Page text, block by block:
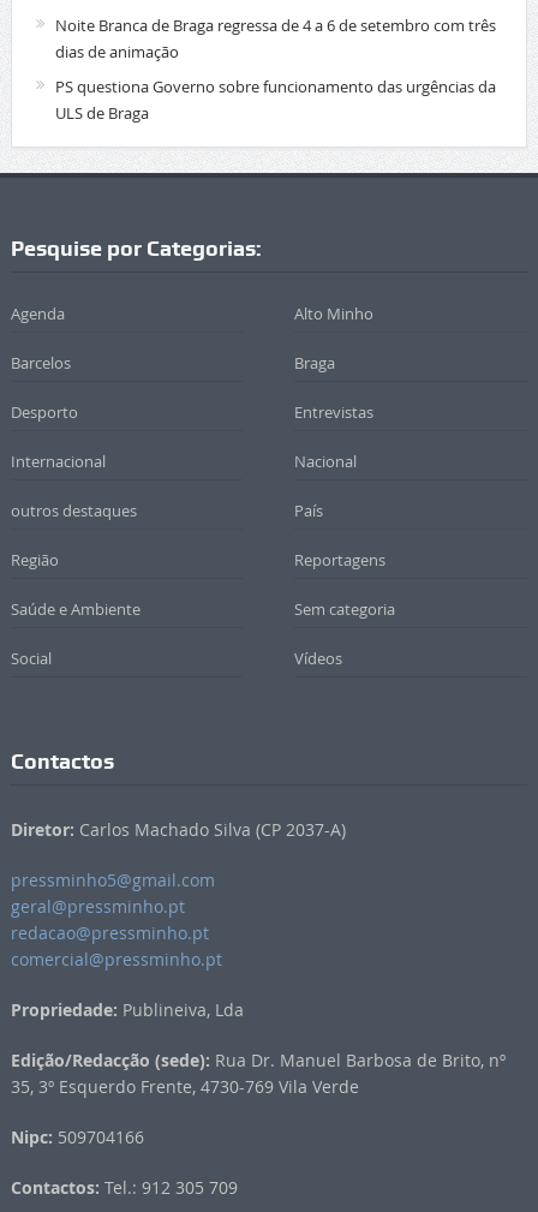
Noite Branca de Braga regressa de 4 a 6 de setembro com três
dias de animação
PS questiona Governo sobre funcionamento das urgências da
ULS de Braga
Pesquise por Categorias:
Agenda Alto Minho
Barcelos Braga
Desporto Entrevistas
Internacional Nacional
outros destaques País
Região Reportagens
Saúde e Ambiente Sem categoria
Social Vídeos
Contactos
Diretor: Carlos Machado Silva (CP 2037-A)
pressminho5@gmail.com
geral@pressminho.pt
redacao@pressminho.pt
comercial@pressminho.pt
Propriedade: Publineiva, Lda
Edição/Redacção (sede): Rua Dr. Manuel Barbosa de Brito, nº
35, 3º Esquerdo Frente, 4730-769 Vila Verde
Nipc: 509704166
Contactos: Tel.: 912 305 709